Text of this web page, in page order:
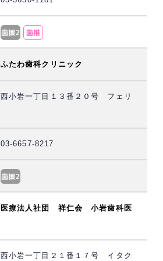
ふたわ歯科クリニック
西小岩一丁目１３番２０号 フェリ
03-6657-8217
医療法人社団 祥仁会 小岩歯科医
西小岩一丁目２１番１７号 イタク